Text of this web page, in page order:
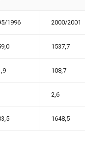
1996 2000/2001
1537,7
108,7
2,6
1648,5